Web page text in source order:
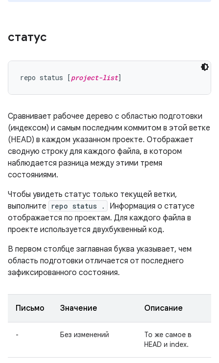
статус
repo status [project-list
Сравнивает рабочее дерево с областью подготовки
(индексом) и самым последним коммитом в этой ветке
(HEAD) в каждом указанном проекте. Отображает
сводную строку для каждого файла, в котором
наблюдается разница между этими тремя
состояниями.
Чтобы увидеть статус только текущей ветки,
выполните
repo status .
Информация о статусе
отображается по проектам. Для каждого файла в
проекте используется двухбуквенный код.
В первом столбце заглавная буква указывает, чем
область подготовки отличается от последнего
зафиксированного состояния.
Письмо Значение Описание
- Без изменений
То же самое в
HEAD и index.